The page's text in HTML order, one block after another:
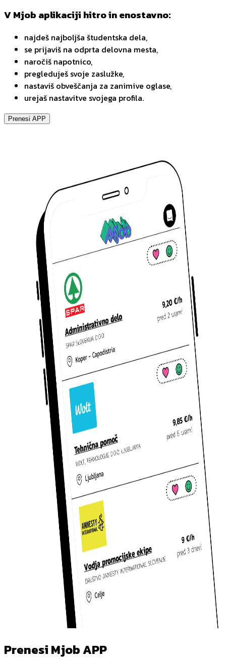
V Mjob aplikaciji hitro in enostavno:
najdeš najboljša študentska dela,
se prijaviš na odprta delovna mesta,
naročiš napotnico,
pregleduješ svoje zaslužke,
nastaviš obveščanja za zanimive oglase,
urejaš nastavitve svojega profila.
Prenesi APP
Prenesi Mjob APP